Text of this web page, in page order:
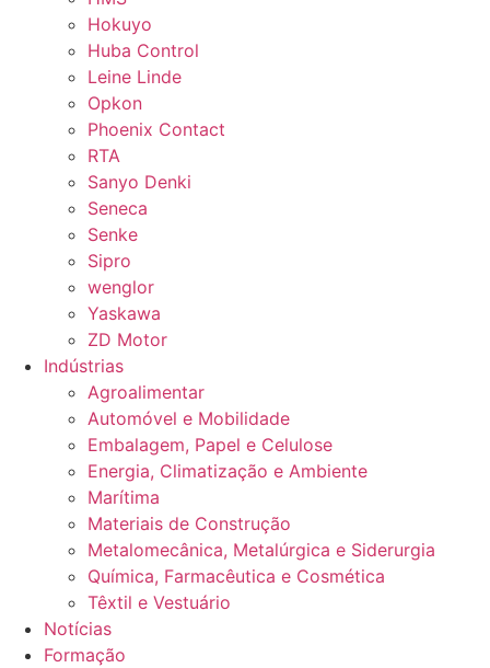
Hokuyo
Huba Control
Leine Linde
Opkon
Phoenix Contact
RTA
Sanyo Denki
Seneca
Senke
Sipro
wenglor
Yaskawa
ZD Motor
Indústrias
Agroalimentar
Automóvel e Mobilidade
Embalagem, Papel e Celulose
Energia, Climatização e Ambiente
Marítima
Materiais de Construção
Metalomecânica, Metalúrgica e Siderurgia
Química, Farmacêutica e Cosmética
Têxtil e Vestuário
Notícias
Formação